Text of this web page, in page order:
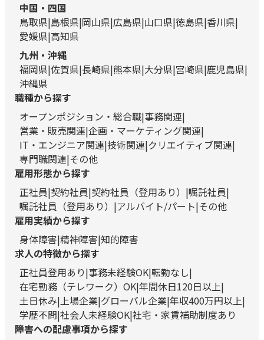
中国・四国
鳥取県 島根県 岡山県 広島県 山口県 徳島県 香川県
愛媛県 高知県
九州・沖縄
福岡県 佐賀県 長崎県 熊本県 大分県 宮崎県 鹿児島県
沖縄県
職種から探す
オープンポジション・総合職 事務関連
営業・販売関連 企画・マーケティング関連
IT・エンジニア関連 技術関連 クリエイティブ関連
専門職関連 その他
雇用形態から探す
正社員 契約社員 契約社員（登用あり）
嘱託社員
嘱託社員（登用あり）
アルバイト/パート その他
雇用実績から探す
身体障害 精神障害 知的障害
求人の特徴から探す
正社員登用あり 事務未経験OK 転勤なし
在宅勤務（テレワーク）OK 年間休日120日以上
土日休み 上場企業 グローバル企業 年収400万円以上
学歴不問 社会人未経験OK 社宅・家賃補助制度あり
障害への配慮事項から探す